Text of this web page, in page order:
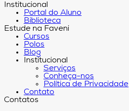
Institucional
Portal do Aluno
Biblioteca
Estude na Faveni
Cursos
Polos
Blog
Institucional
Serviços
Conheça-nos
Política de Privacidade
Contato
Contatos